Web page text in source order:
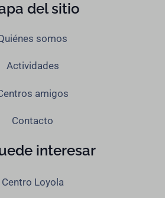
del sitio
somos
Actividades
amigos
Contacto
interesar
Centro Loyola